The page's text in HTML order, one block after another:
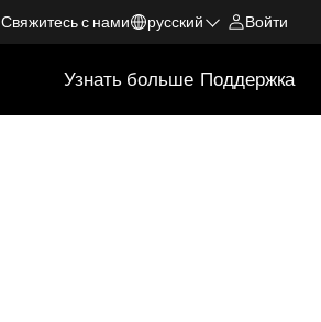
Свяжитесь с нами русский Войти
Узнать больше Поддержка